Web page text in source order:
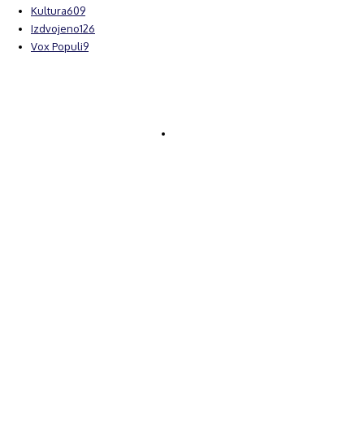
Kultura609
Izdvojeno126
Vox Populi9